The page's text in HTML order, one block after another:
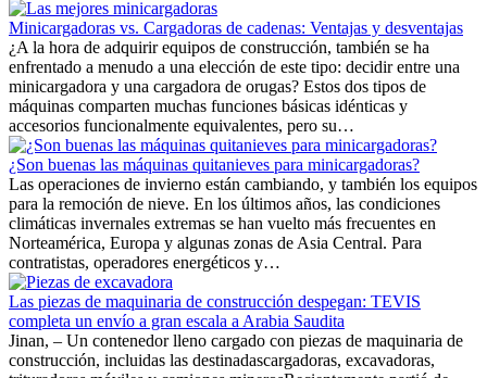
Minicargadoras vs. Cargadoras de cadenas: Ventajas y desventajas
¿A la hora de adquirir equipos de construcción, también se ha
enfrentado a menudo a una elección de este tipo: decidir entre una
minicargadora y una cargadora de orugas? Estos dos tipos de
máquinas comparten muchas funciones básicas idénticas y
accesorios funcionalmente equivalentes, pero su…
¿Son buenas las máquinas quitanieves para minicargadoras?
Las operaciones de invierno están cambiando, y también los equipos
para la remoción de nieve. En los últimos años, las condiciones
climáticas invernales extremas se han vuelto más frecuentes en
Norteamérica, Europa y algunas zonas de Asia Central. Para
contratistas, operadores energéticos y…
Las piezas de maquinaria de construcción despegan: TEVIS
completa un envío a gran escala a Arabia Saudita
Jinan, – Un contenedor lleno cargado con piezas de maquinaria de
construcción, incluidas las destinadascargadoras, excavadoras,